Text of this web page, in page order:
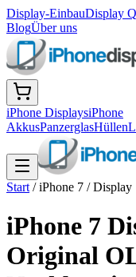
Display-EinbauDisplay
BlogÜber uns
iPhone DisplaysiPhone
AkkusPanzerglasHüllen
Start /iPhone 7 /Display
iPhone 7
Original